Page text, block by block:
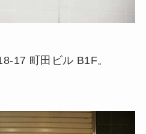
17 町田ビル B1F。